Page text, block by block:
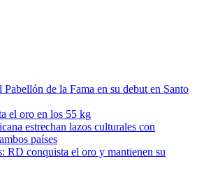
Pabellón de la Fama en su debut en Santo
el oro en los 55 kg
estrechan lazos culturales con
países
RD conquista el oro y mantienen su